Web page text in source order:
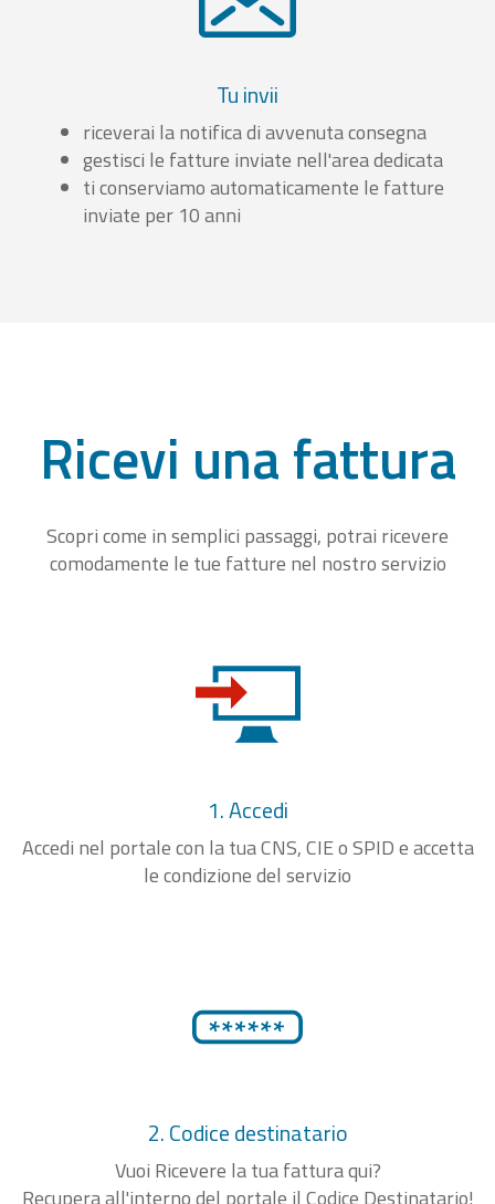
Tu invii
riceverai la notifica di avvenuta consegna
gestisci le fatture inviate nell'area dedicata
ti conserviamo automaticamente le fatture
inviate per 10 anni
Ricevi una fattura
Scopri come in semplici passaggi, potrai ricevere
comodamente le tue fatture nel nostro servizio
1. Accedi
Accedi nel portale con la tua CNS, CIE o SPID e accetta
le condizione del servizio
2. Codice destinatario
Vuoi Ricevere la tua fattura qui?
Recupera all'interno del portale il Codice Destinatario!